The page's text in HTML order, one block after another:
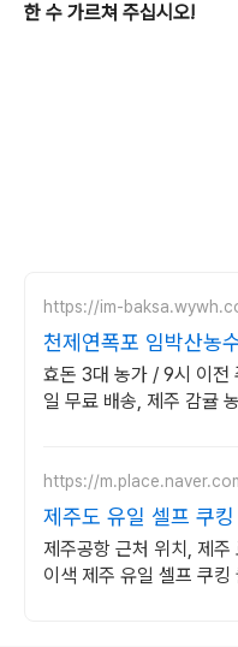
한 수 가르쳐 주십시오!
https://im-
천제연폭포 임박산농
옥돔 판매
효돈 3대 농가 / 9시 이전
일 무료 배송, 제주 감귤
https://
제주도 유일 셀프 쿠
되는 일상속추억만들
제주공항 근처 위치, 제주
이색 제주 유일 셀프 쿠킹